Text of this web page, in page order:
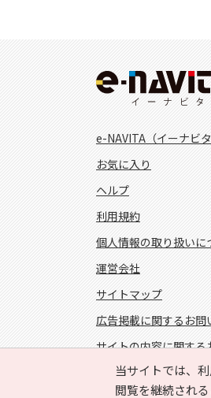
当サイトでは、
閲覧を継続され
e-NAVITA（イーナビ
お気に入り
ヘルプ
利用規約
個人情報の取り扱いに
運営会社
サイトマップ
広告掲載に関するお問
サイトの内容に関する
FOLLOW US!